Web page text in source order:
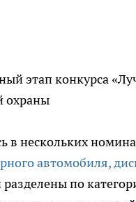
этап конкурса
охраны
в нескольких
автомобиля,
по